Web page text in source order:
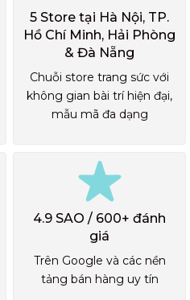
5 Store tại Hà Nội, TP.
Hồ Chí Minh, Hải Phòng
& Đà Nẵng
Chuỗi store trang sức với
không gian bài trí hiện đại,
mẫu mã đa dạng
4.9 SAO / 600+ đánh
giá
Trên Google và các nền
tảng bán hàng uy tín